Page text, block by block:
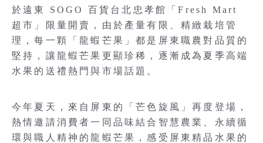
於遠東 SOGO 百貨台北忠孝館「Fresh Mart
超市」限量開賣，由於產量有限、精緻栽培管
理，每一顆「龍蝦芒果」都是屏東職農對品質的
堅持，讓龍蝦芒果更顯珍稀，逐漸成為夏季高端
水果的送禮熱門與市場話題。
今年夏天，來自屏東的「芒色旋風」再度登場，
熱情邀請消費者一同品味結合智慧農業、永續循
環與職人精神的龍蝦芒果，感受屏東精品水果的